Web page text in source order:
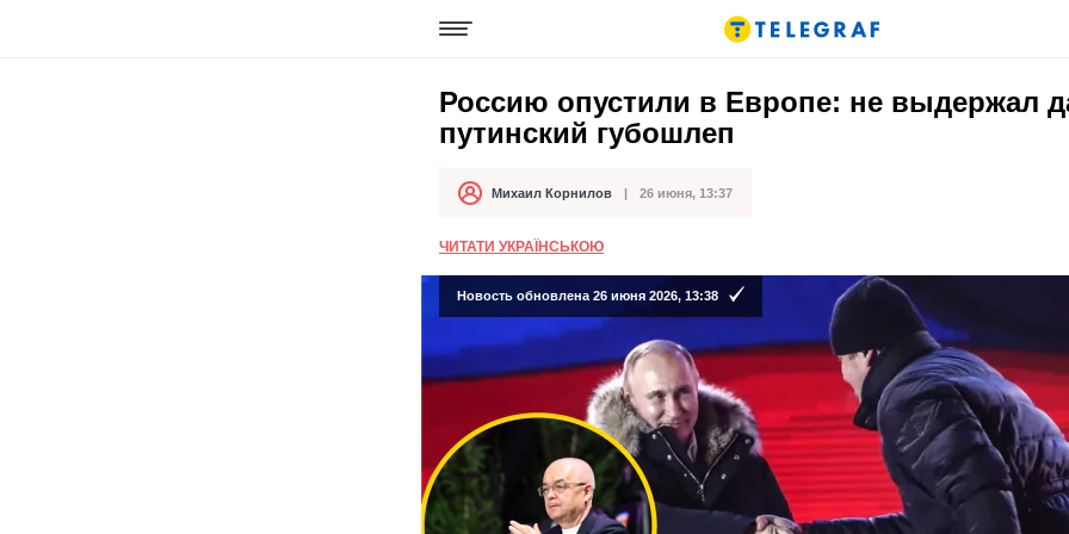
Россию опустили в Европе: не выдержал
путинский губошлеп
АвторМихаил Корнилов
Дата публикации 26 июня, 13:37
ЧИТАТИ УКРАЇНСЬКОЮ
Новость обновлена 26 июня 2026, 13:38